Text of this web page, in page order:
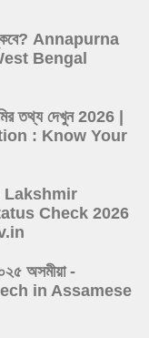
ঢুকবে? Annapurna
Bengal
তথ্য দেখুন 2026 |
: Know Your
: Lakshmir
Check 2026
অসমীয়া -
in Assamese